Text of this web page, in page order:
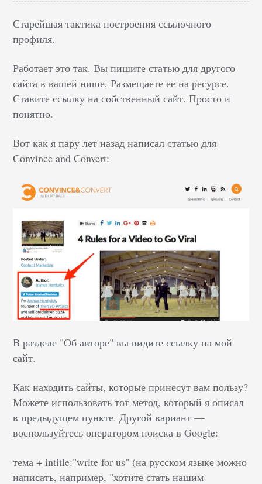
Старейшая тактика построения ссылочного
профиля.
Работает это так. Вы пишите статью для другого
сайта в вашей нише. Размещаете ее на ресурсе.
Ставите ссылку на собственный сайт. Просто и
понятно.
Вот как я пару лет назад написал статью для
Convince and Convert:
В разделе "Об авторе" вы видите ссылку на мой
сайт.
Как находить сайты, которые принесут вам пользу?
Можете использовать тот метод, который я описал
в предыдущем пункте. Другой вариант —
воспользуйтесь оператором поиска в Google:
тема + intitle:"write for us" (на русском языке можно
написать, например, "хотите стать нашим